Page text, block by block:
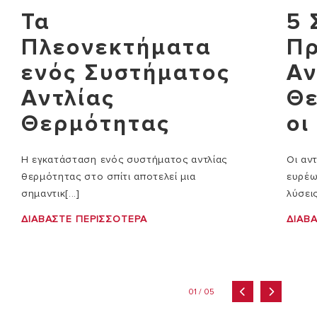
Τα
Πλεονεκτήματα
ενός Συστήματος
Αντλίας
Θερμότητας
Η εγκατάσταση ενός συστήματος αντλίας
θερμότητας στο σπίτι αποτελεί μια
σημαντικ[...]
ΔΙΑΒΆΣΤΕ ΠΕΡΙΣΣΌΤΕΡΑ
5
Οι
01 / 05